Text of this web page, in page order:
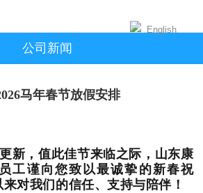
English
公司新闻
马年春节放假安排
新，值此佳节来临之际，山东康
工谨向您致以最诚挚的新春祝
对我们的信任、支持与陪伴！